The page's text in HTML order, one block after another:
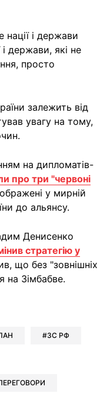
нації і держави
держави, які не
просто
залежить від
увагу на тому,
на дипломатів-
про три "червоні
у мирній
до альянсу.
Денисенко
стратегію у
що без "зовнішніх
на Зімбабве.
Xу Viber
у Whatsapp
у Messenger
у LinkedIn
ЗС РФ